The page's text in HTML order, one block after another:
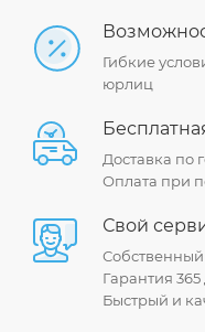
Гибкие
юрлиц
Доставка по
Оплата при
Свой
Собственный
Гарантия 365
Быстрый и